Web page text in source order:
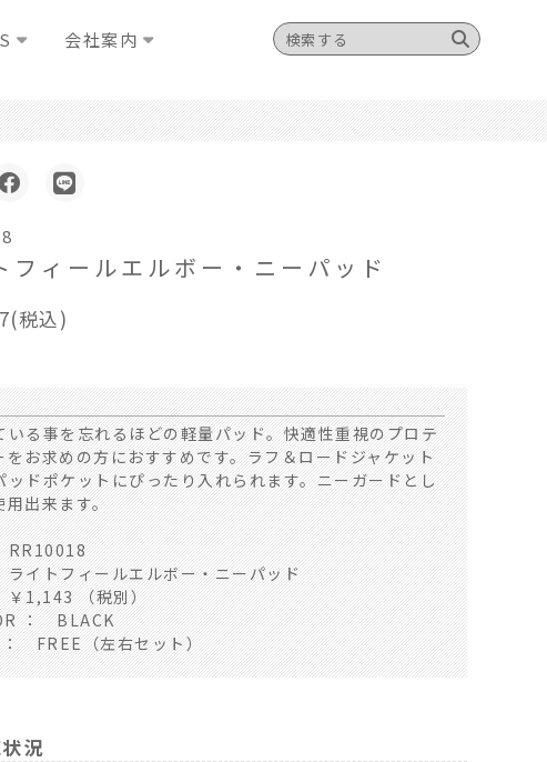
会社案内
フィールエルボー・ニーパッド
税込)
いる事を忘れるほどの軽量パッド。快適性重視のプロテ
をお求めの方におすすめです。ラフ＆ロードジャケット
ッドポケットにぴったり入れられます。ニーガードとし
用出来ます。
イトフィールエルボー・ニーパッド
1,143 （税別）
： BLACK
FREE（左右セット）
況